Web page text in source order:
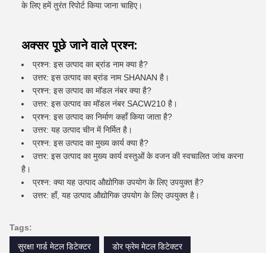
के लिए हमें तुरंत रिपोर्ट किया जाना चाहिए।
अक्सर पूछे जाने वाले प्रश्न:
प्रश्न: इस उत्पाद का ब्रांड नाम क्या है?
उत्तर: इस उत्पाद का ब्रांड नाम SHANAN है।
प्रश्न: इस उत्पाद का मॉडल नंबर क्या है?
उत्तर: इस उत्पाद का मॉडल नंबर SACW210 है।
प्रश्न: इस उत्पाद का निर्माण कहाँ किया जाता है?
उत्तर: यह उत्पाद चीन में निर्मित है।
प्रश्न: इस उत्पाद का मुख्य कार्य क्या है?
उत्तर: इस उत्पाद का मुख्य कार्य वस्तुओं के वजन की स्वचालित जांच करना
है।
प्रश्न: क्या यह उत्पाद औद्योगिक उपयोग के लिए उपयुक्त है?
उत्तर: हाँ, यह उत्पाद औद्योगिक उपयोग के लिए उपयुक्त है।
Tags:
सुरक्षा गार्ड मेटल डिटेक्टर
डोर फ्रेम मेटल डिटेक्टर